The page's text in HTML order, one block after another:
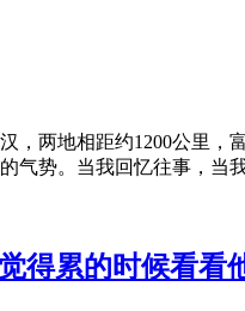
，两地相距约1200公里
气势。当我回忆往事，当
得累的时候看看